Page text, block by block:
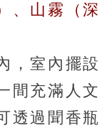
、山霧（深
，室內擺設
間充滿人文
透過聞香瓶